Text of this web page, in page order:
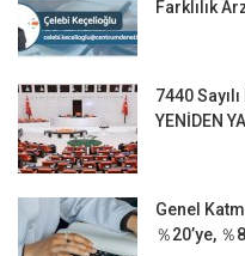
Farklılık
7440
YENİDEN
Genel
％20’ye, ％